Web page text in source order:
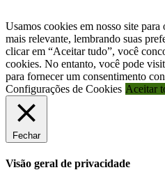
Usamos cookies em nosso site
mais relevante, lembrando suas
clicar em “Aceitar tudo”, você
cookies. No entanto, você pode
para fornecer um consentimento
Configurações de Cookies Aceitar
Fechar
Visão geral de privacidade